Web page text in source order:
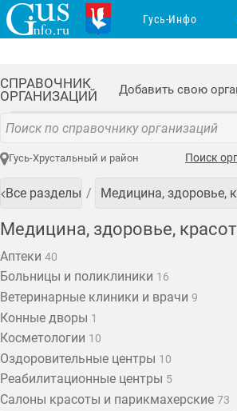
СПРАВОЧНИК
ОРГАНИЗАЦИЙ
Добавить свою
Гусь-Хрустальный и район Поиск
Все разделы Медицина, здоровье,
Медицина, здоровье,
Аптеки 40
Больницы и поликлиники 16
Ветеринарные клиники и врачи 9
Конные дворы 1
Косметологии 10
Оздоровительные центры 10
Реабилитационные центры 5
Салоны красоты и парикмахерские 73
Гусь-Инфо